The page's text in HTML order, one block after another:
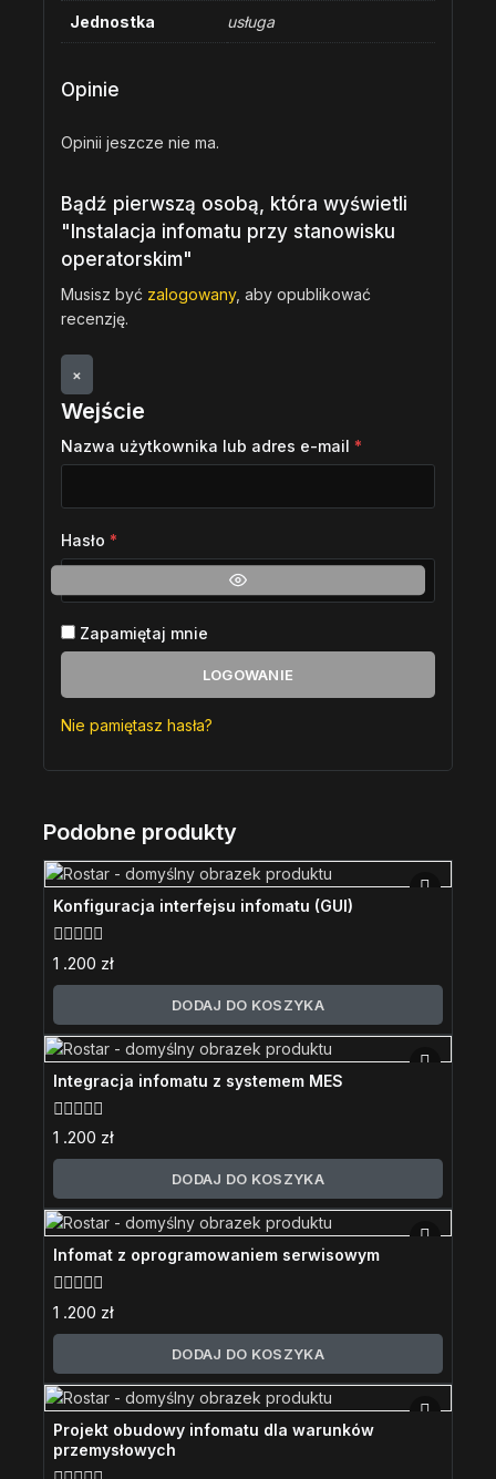
Jednostka usługa
Opinie
Opinii jeszcze nie ma.
Bądź pierwszą osobą, która wyświetli
"Instalacja infomatu przy stanowisku
operatorskim"
Musisz być zalogowany, aby opublikować
recenzję.
×
Wejście
Nazwa użytkownika lub adres e-mail *
Hasło *
Zapamiętaj mnie
LOGOWANIE
Nie pamiętasz hasła?
Podobne produkty
Konfiguracja interfejsu infomatu (GUI)
0
z
5
1 .200 zł
DODAJ DO KOSZYKA
Integracja infomatu z systemem MES
0
5
1 .200 zł
DODAJ DO KOSZYKA
Infomat z oprogramowaniem serwisowym
0
5
1 .200 zł
DODAJ DO KOSZYKA
Projekt obudowy infomatu dla warunków
przemysłowych